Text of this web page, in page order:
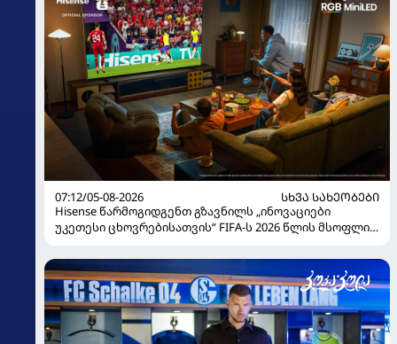
07:12/05-08-2026
ᲡᲮᲕᲐ ᲡᲐᲮᲔᲝᲑᲔᲑᲘ
Hisense წარმოგიდგენთ გზავნილს „ინოვაციები
უკეთესი ცხოვრებისათვის“ FIFA-ს 2026 წლის მსოფლიო